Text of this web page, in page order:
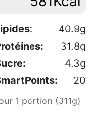
40.9g
31.8g
4.3g
20
1 portion (311g)